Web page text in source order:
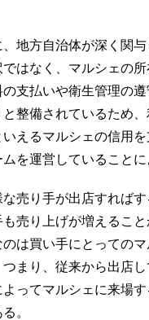
地方自治体が深く関
はなく、マルシェの
支払いや衛生管理の
整備されているため
えるマルシェの信用
を運営していることに
売り手が出店すれば
売り上げが増えるこ
は買い手にとっての
まり、従来から出店
ってマルシェに来場
。